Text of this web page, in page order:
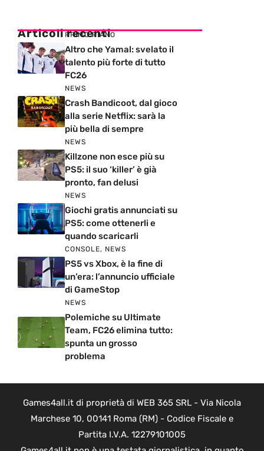
Articoli recenti
PRIMO PIANO
Altro che Yamal: svelato il
talento più forte di tutto
FC26
NEWS
Crash Bandicoot, dal gioco
alla serie Netflix: sarà la
più bella di sempre
NEWS
Killzone non esce più su
PS5: il suo ‘killer’ è già
pronto, fan delusi
NEWS
Giochi gratis annunciati su
PS5: come ottenerli e
quando scaricarli
CONSOLE, NEWS
PS5 vs Xbox, è la fine di
un’era: l’annuncio ufficiale
di GameStop
NEWS
Polemiche su Ultimate
Team, FC26 elimina tutto:
spunta un grosso
problema
Games4all.it di proprietà di WEB 365 SRL - Via Nicola
Marchese 10, 00141 Roma (RM) - Codice Fiscale e
Partita I.V.A. 12279101005